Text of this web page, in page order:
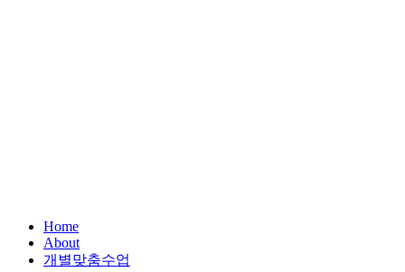
Home
About
개별맞춤수업